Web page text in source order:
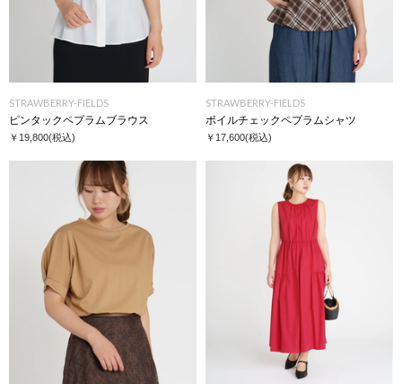
STRAWBERRY-FIELDS
ピンタックペプラムブラウス
￥19,800(税込)
STRAWBERRY-FIELDS
ボイルチェックペプラムシャツ
￥17,600(税込)